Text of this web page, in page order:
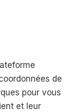
de
pour vous
et leur